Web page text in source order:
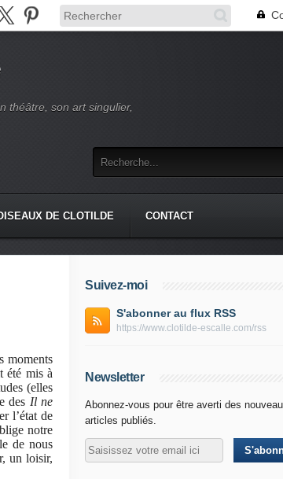
théâtre, son art singulier,
DE CLOTILDE CONTACT
moments
été mis à
(elles
des Il ne
l’état de
notre
de nous
un loisir,
Suivez-moi
S'abonner au flux RSS
https://www.clotilde-escalle.com/rss
Newsletter
Abonnez-vous pour être averti des
articles publiés.